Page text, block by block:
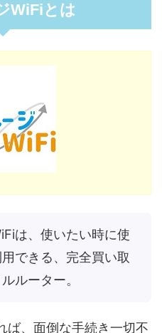
WiFiとは
は、使いたい時に使
できる、完全買い取
ルーター。
ば、面倒な手続き一切不